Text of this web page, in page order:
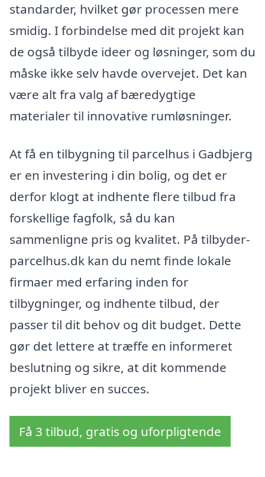
standarder, hvilket gør processen mere
smidig. I forbindelse med dit projekt kan
de også tilbyde ideer og løsninger, som du
måske ikke selv havde overvejet. Det kan
være alt fra valg af bæredygtige
materialer til innovative rumløsninger.
At få en tilbygning til parcelhus i Gadbjerg
er en investering i din bolig, og det er
derfor klogt at indhente flere tilbud fra
forskellige fagfolk, så du kan
sammenligne pris og kvalitet. På tilbyder-
parcelhus.dk kan du nemt finde lokale
firmaer med erfaring inden for
tilbygninger, og indhente tilbud, der
passer til dit behov og dit budget. Dette
gør det lettere at træffe en informeret
beslutning og sikre, at dit kommende
projekt bliver en succes.
Få 3 tilbud, gratis og uforpligtende